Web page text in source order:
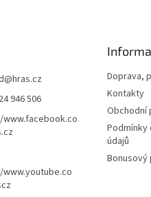
@hras.cz
946 506
Doprava,
Kontakty
Obchodní
Podmínky
údajů
Bonusový